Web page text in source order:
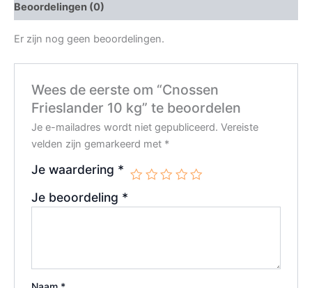
Beoordelingen (0)
Er zijn nog geen beoordelingen.
Wees de eerste om “Cnossen
Frieslander 10 kg” te beoordelen
Je e-mailadres wordt niet gepubliceerd. Vereiste
velden zijn gemarkeerd met *
Je waardering *
Je beoordeling *